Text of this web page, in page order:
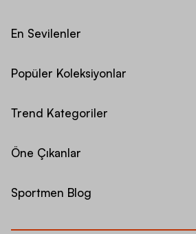
En Sevilenler
Popüler Koleksiyonlar
Trend Kategoriler
Öne Çıkanlar
Sportmen Blog